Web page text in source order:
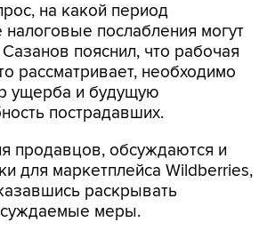
на какой период
послабления могут
пояснил, что рабочая
рассматривает, необходимо
ущерба и будущую
пострадавших.
продавцов, обсуждаются и
для маркетплейса Wildberries,
раскрывать
меры.